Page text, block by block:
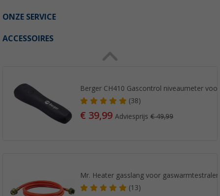
ONZE SERVICE
ACCESSOIRES
Berger CH410 Gascontrol niveaumeter
(38)
€ 39,99Adviesprijs€ 49,99
Mr. Heater gasslang voor
(13)